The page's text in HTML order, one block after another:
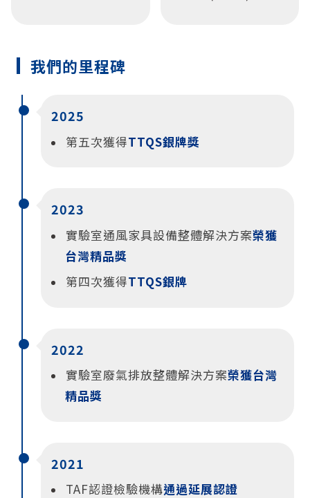
我們的里程碑
2025
第五次獲得TTQS銀牌獎
2023
實驗室通風家具設備整體解決方案榮獲
台灣精品獎
第四次獲得TTQS銀牌
2022
實驗室廢氣排放整體解決方案榮獲台灣
精品獎
2021
TAF認證檢驗機構通過延展認證